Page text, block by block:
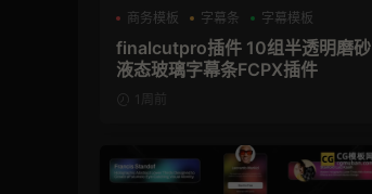
商务模板
字幕条 字幕模板
finalcutpro插件 10组半透明磨砂
液态玻璃字幕条FCPX插件
1周前